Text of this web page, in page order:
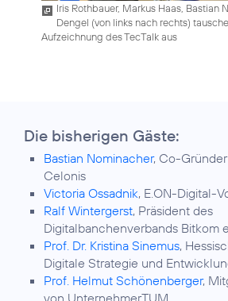
Iris Rothbauer, Markus Haas, Bastian
Dengel (von links nach rechts)
Aufzeichnung des TecTalk aus
Die bisherigen Gäste:
Bastian Nominacher, Co-
Celonis
Victoria Ossadnik, E.ON-Digital-
Ralf Wintergerst, Präsident des
Digitalbanchenverbands Bitkom
Prof. Dr. Kristina Sinemus,
Digitale Strategie und
Prof. Helmut Schönenberger,
von UnternehmerTUM